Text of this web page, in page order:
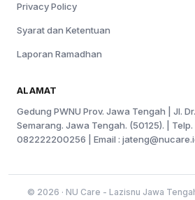
Privacy Policy
Syarat dan Ketentuan
Laporan Ramadhan
ALAMAT
Gedung PWNU Prov. Jawa Tengah | Jl.
Semarang. Jawa Tengah. (50125). |
082222200256 | Email :
© 2026 · NU Care - Lazisnu Jawa